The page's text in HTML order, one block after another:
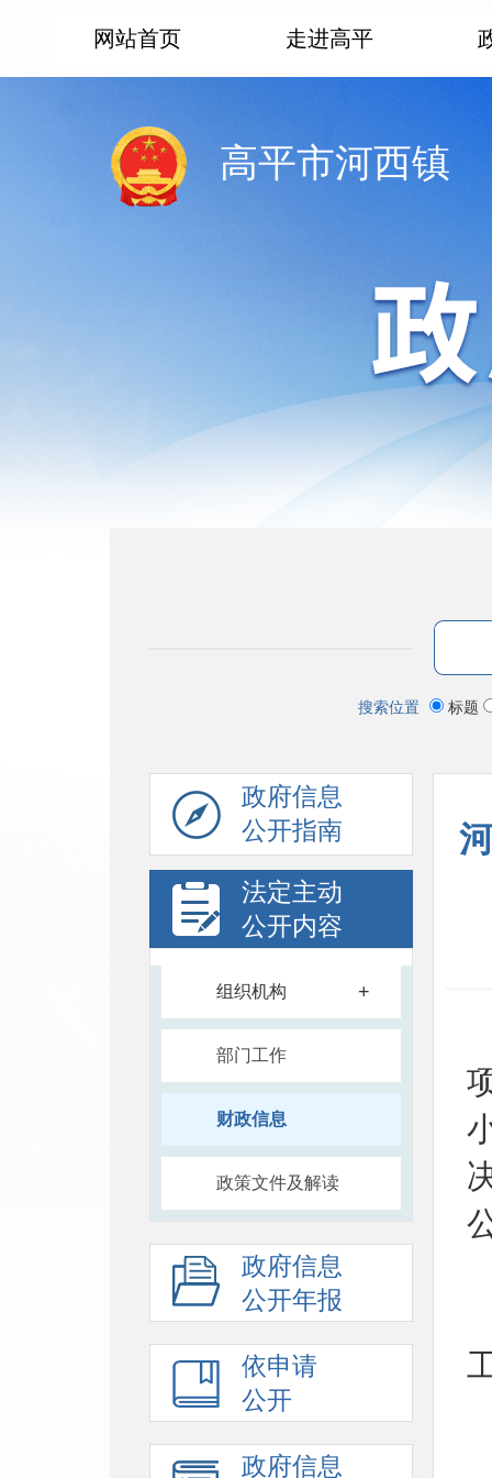
网站首页 走进高平
高平市河西镇
搜索位置 标题
政府信息
公开指南
法定主动
公开内容
组织机构 +
部门工作
财政信息
政策文件及解读
政府信息
公开年报
依申请
公开
政府信息